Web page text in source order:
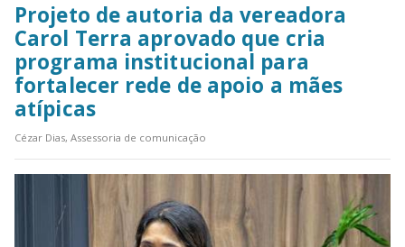
Projeto de autoria da vereadora
Carol Terra aprovado que cria
programa institucional para
fortalecer rede de apoio a mães
atípicas
Cézar Dias, Assessoria de comunicação